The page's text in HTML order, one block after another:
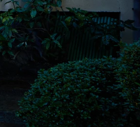
約